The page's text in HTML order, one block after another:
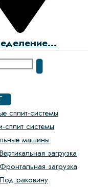
сплит-системы
сплит системы
машины
Вертикальная загрузка
Фронтальная загрузка
Под раковину